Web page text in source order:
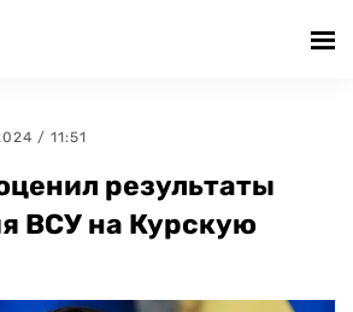
/ 11:51
результаты
ВСУ на Курскую